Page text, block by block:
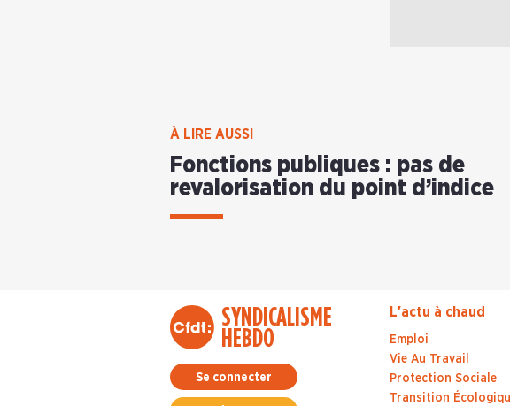
À LIRE AUSSI
Fonctions publiques : pas de
revalorisation du point d’indice
SYNDICALISME
HEBDO
Se connecter
L'actu à chaud
Emploi
Vie Au Travail
Protection Sociale
Transition